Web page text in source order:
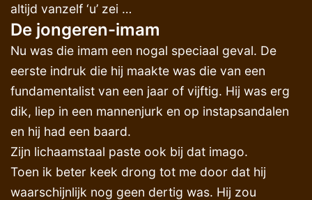
altijd vanzelf ‘u’ zei …
De jongeren-imam
Nu was die imam een nogal speciaal geval. De
eerste indruk die hij maakte was die van een
fundamentalist van een jaar of vijftig. Hij was erg
dik, liep in een mannenjurk en op instapsandalen
en hij had een baard.
Zijn lichaamstaal paste ook bij dat imago.
Toen ik beter keek drong tot me door dat hij
waarschijnlijk nog geen dertig was. Hij zou